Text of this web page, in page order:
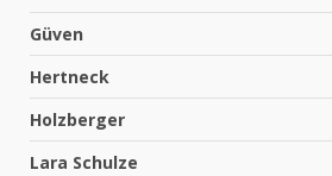
Güven
Hertneck
Holzberger
Lara Schulze